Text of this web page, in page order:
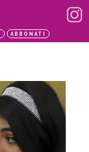
ABBONATI